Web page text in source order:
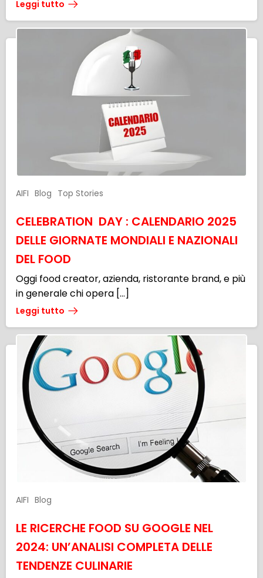
Leggi tutto
AIFI Blog Top Stories
CELEBRATION DAY : CALENDARIO 2025
DELLE GIORNATE MONDIALI E NAZIONALI
DEL FOOD
Oggi food creator, azienda, ristorante brand, e più
in generale chi opera […]
Leggi tutto
AIFI Blog
LE RICERCHE FOOD SU GOOGLE NEL
2024: UN’ANALISI COMPLETA DELLE
TENDENZE CULINARIE